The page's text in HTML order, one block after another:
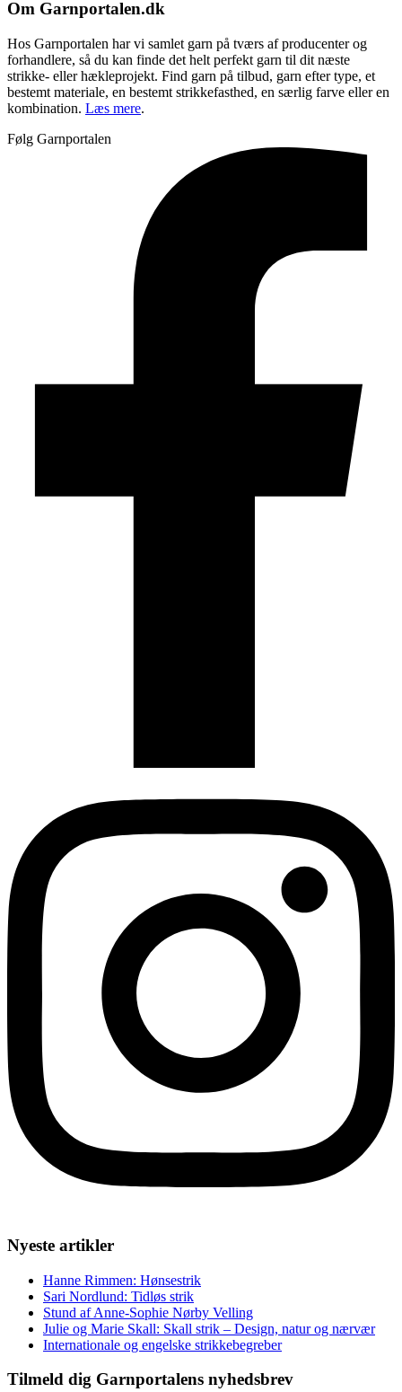
Om Garnportalen.dk
Hos Garnportalen har vi samlet garn på tværs af producenter og
forhandlere, så du kan finde det helt perfekt garn til dit næste
strikke- eller hækleprojekt. Find garn på tilbud, garn efter type, et
bestemt materiale, en bestemt strikkefasthed, en særlig farve eller en
kombination. Læs mere.
Følg Garnportalen
Nyeste artikler
Hanne Rimmen: Hønsestrik
Sari Nordlund: Tidløs strik
Stund af Anne-Sophie Nørby Velling
Julie og Marie Skall: Skall strik – Design, natur og nærvær
Internationale og engelske strikkebegreber
Tilmeld dig Garnportalens nyhedsbrev